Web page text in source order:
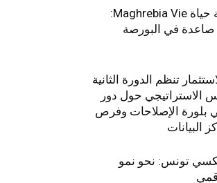
التأمينات المغربية حياة Maghrebia Vie:
في البورصة
تنظم الدورة الثانية
الاستراتيجي حول دور
بلورة الإصلاحات وفرص
البيانات
تونس: نحو نمو